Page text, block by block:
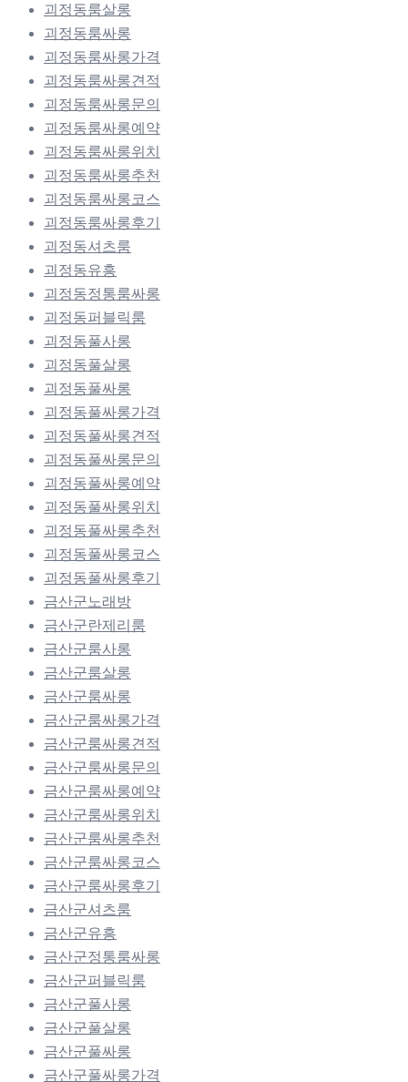
괴정동룸살롱
괴정동룸싸롱
괴정동룸싸롱가격
괴정동룸싸롱견적
괴정동룸싸롱문의
괴정동룸싸롱예약
괴정동룸싸롱위치
괴정동룸싸롱추천
괴정동룸싸롱코스
괴정동룸싸롱후기
괴정동셔츠룸
괴정동유흥
괴정동정통룸싸롱
괴정동퍼블릭룸
괴정동풀사롱
괴정동풀살롱
괴정동풀싸롱
괴정동풀싸롱가격
괴정동풀싸롱견적
괴정동풀싸롱문의
괴정동풀싸롱예약
괴정동풀싸롱위치
괴정동풀싸롱추천
괴정동풀싸롱코스
괴정동풀싸롱후기
금산군노래방
금산군란제리룸
금산군룸사롱
금산군룸살롱
금산군룸싸롱
금산군룸싸롱가격
금산군룸싸롱견적
금산군룸싸롱문의
금산군룸싸롱예약
금산군룸싸롱위치
금산군룸싸롱추천
금산군룸싸롱코스
금산군룸싸롱후기
금산군셔츠룸
금산군유흥
금산군정통룸싸롱
금산군퍼블릭룸
금산군풀사롱
금산군풀살롱
금산군풀싸롱
금산군풀싸롱가격